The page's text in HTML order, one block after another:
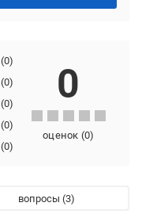
(0)
(0)
(0)
(0)
(0)
0
оценок (0)
вопросы